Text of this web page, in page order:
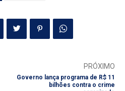
PRÓXIMO
Governo lança programa de R$ 11
bilhões contra o crime